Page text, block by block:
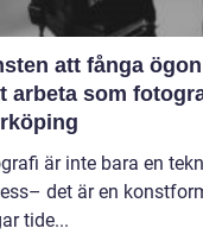
att fånga
arbeta som
är inte bara en
det är en
tide...